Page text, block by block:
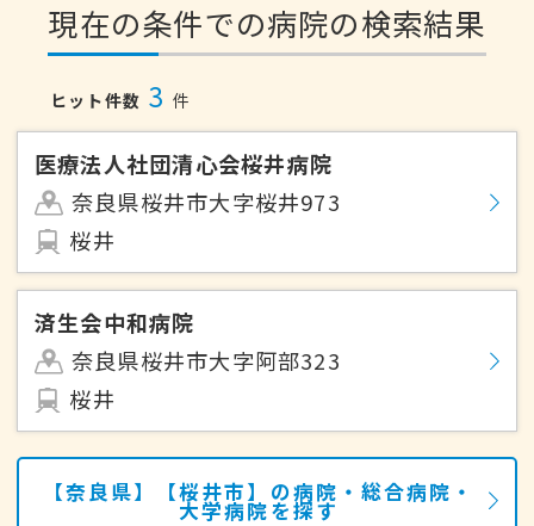
現在の条件での病院の検索結果
ヒット件数 3 件
医療法人社団清心会桜井病院
奈良県桜井市大字桜井973
桜井
済生会中和病院
奈良県桜井市大字阿部323
桜井
【奈良県】【桜井市】の病院・総合病院・
大学病院を探す